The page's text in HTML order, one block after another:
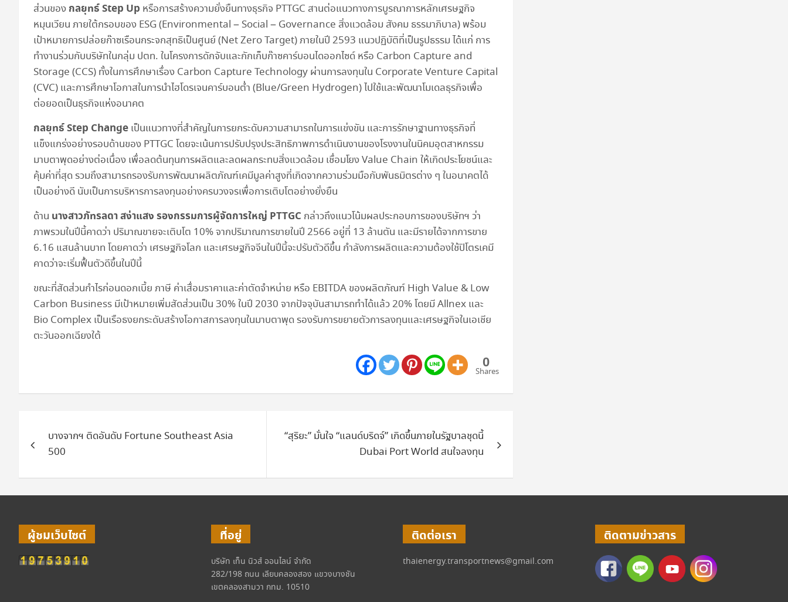
ส่วนของ กลยุทธ์Step Up หรือการสร้างความยั่งยืนทางธุรกิจ PTTGC สานต่อแนวทางการบูรณาการหลักเศรษฐกิจ
หมุนเวียน ภายใต้กรอบของ ESG (Environmental – Social – Governance สิ่งแวดล้อม สังคม ธรรมาภิบาล) พร้อม
เป้าหมายการปล่อยก๊าซเรือนกระจกสุทธิเป็นศูนย์ (Net Zero Target) ภายในปี 2593 แนวปฏิบัติที่เป็นรูปธรรม ได้แก่ การ
ทำงานร่วมกับบริษัทในกลุ่ม ปตท. ในโครงการดักจับและกักเก็บก๊าซคาร์บอนไดออกไซด์ หรือ Carbon Capture and
Storage (CCS) ทั้งในการศึกษาเรื่อง Carbon Capture Technology ผ่านการลงทุนใน Corporate Venture Capital
(CVC) และการศึกษาโอกาสในการนำไฮโดรเจนคาร์บอนต่ำ (Blue/Green Hydrogen) ไปใช้และพัฒนาโมเดลธุรกิจเพื่อ
ต่อยอดเป็นธุรกิจแห่งอนาคต
กลยุทธ์Step Change เป็นแนวทางที่สำคัญในการยกระดับความสามารถในการแข่งขัน และการรักษาฐานทางธุรกิจที่
แข็งแกร่งอย่างรอบด้านของ PTTGC โดยจะเน้นการปรับปรุงประสิทธิภาพการดำเนินงานของโรงงานในนิคมอุตสาหกรรม
มาบตาพุดอย่างต่อเนื่อง เพื่อลดต้นทุนการผลิตและลดผลกระทบสิ่งแวดล้อม เชื่อมโยง Value Chain ให้เกิดประโยชน์และ
คุ้มค่าที่สุด รวมถึงสามารถรองรับการพัฒนาผลิตภัณฑ์เคมีมูลค่าสูงที่เกิดจากความร่วมมือกับพันธมิตรต่าง ๆ ในอนาคตได้
เป็นอย่างดี นับเป็นการบริหารการลงทุนอย่างครบวงจรเพื่อการเติบโตอย่างยั่งยืน
ด้าน นางสาวภัทรลดา สง่าแสง รองกรรมการผู้จัดการใหญ่ PTTGC กล่าวถึงแนวโน้มผลประกอบการของบริษัทฯ ว่า
ภาพรวมในปีนี้คาดว่า ปริมาณขายจะเติบโต 10% จากปริมาณการขายในปี 2566 อยู่ที่ 13 ล้านตัน และมีรายได้จากการขาย
6.16 แสนล้านบาท โดยคาดว่า เศรษฐกิจโลก และเศรษฐกิจจีนในปีนี้จะปรับตัวดีขึ้น กำลังการผลิตและความต้องใช้ปิโตรเคมี
คาดว่าจะเริ่มฟื้นตัวดีขึ้นในปีนี้
ขณะที่สัดส่วนกำไรก่อนดอกเบี้ย ภาษี ค่าเสื่อมราคาและค่าตัดจำหน่าย หรือ EBITDA ของผลิตภัณฑ์ High Value & Low
Carbon Business มีเป้าหมายเพิ่มสัดส่วนเป็น 30% ในปี 2030 จากปัจจุบันสามารถทำได้แล้ว 20% โดยมี Allnex และ
Bio Complex เป็นเรือธงยกระดับสร้างโอกาสการลงทุนในมาบตาพุด รองรับการขยายตัวการลงทุนและเศรษฐกิจในเอเชีย
ตะวันออกเฉียงใต้
0
Shares
เรื่องบางจากฯ ติดอันดับ Fortune Southeast Asia
500
“สุริยะ” มั่นใจ “แลนด์บริดจ์” เกิดขึ้นภายในรัฐบาลชุดนี้
Dubai Port World สนใจลงทุน
ผู้ชมเว็บไซต์ ที่อยู่
บริษัท เท็น นิวส์ ออนไลน์ จำกัด
282/198 ถนน เลียบคลองสอง แขวงบางชัน
เขตคลองสามวา กทม. 10510
ติดต่อเรา
thaienergy.transportnews@gmail.com
ติดตามข่าวสาร